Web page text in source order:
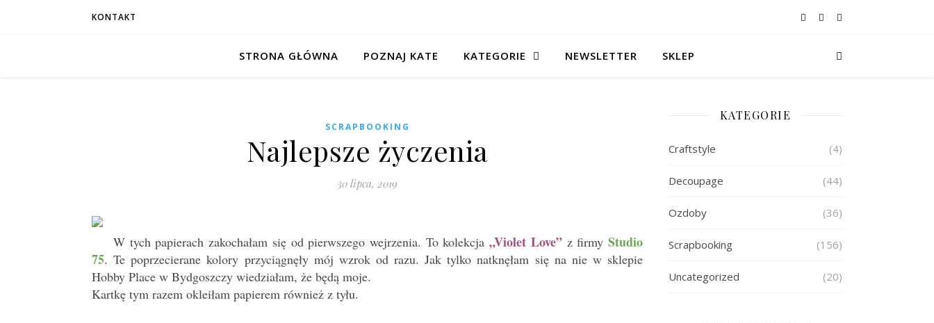
KONTAKT
STRONA GŁÓWNA POZNAJ KATE KATEGORIE NEWSLETTER SKLEP
SCRAPBOOKING
Najlepsze życzenia
30 lipca, 2019
W tych papierach zakochałam się od pierwszego wejrzenia. To kolekcja„Violet Love”z firmyStudio
75. Te poprzecierane kolory przyciągnęły mój wzrok od razu. Jak tylko natknęłam się na nie w sklepie
Hobby Place w Bydgoszczy wiedziałam, że będą moje.
Kartkę tym razem okleiłam papierem również z tyłu.
KATEGORIE
Craftstyle (4)
Decoupage (44)
Ozdoby (36)
Scrapbooking (156)
Uncategorized (20)